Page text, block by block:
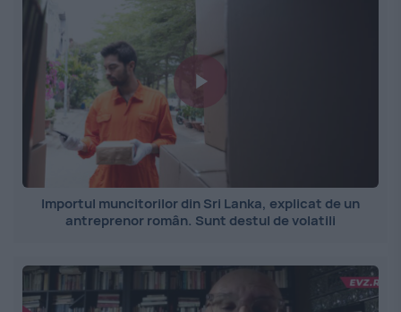
Importul muncitorilor din Sri Lanka, explicat de un
antreprenor român. Sunt destul de volatili